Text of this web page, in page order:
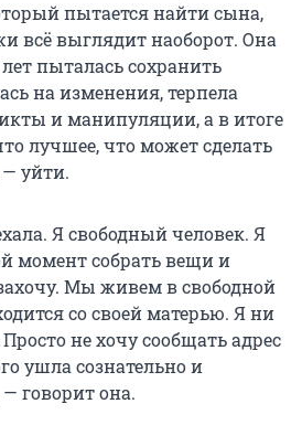
пытается найти сына,
всё выглядит наоборот. Она
пыталась сохранить
на изменения, терпела
и манипуляции, а в итоге
лучшее, что может сделать
— уйти.
Я свободный человек. Я
момент собрать вещи и
Мы живем в свободной
со своей матерью. Я ни
не хочу сообщать адрес
ушла сознательно и
говорит она.